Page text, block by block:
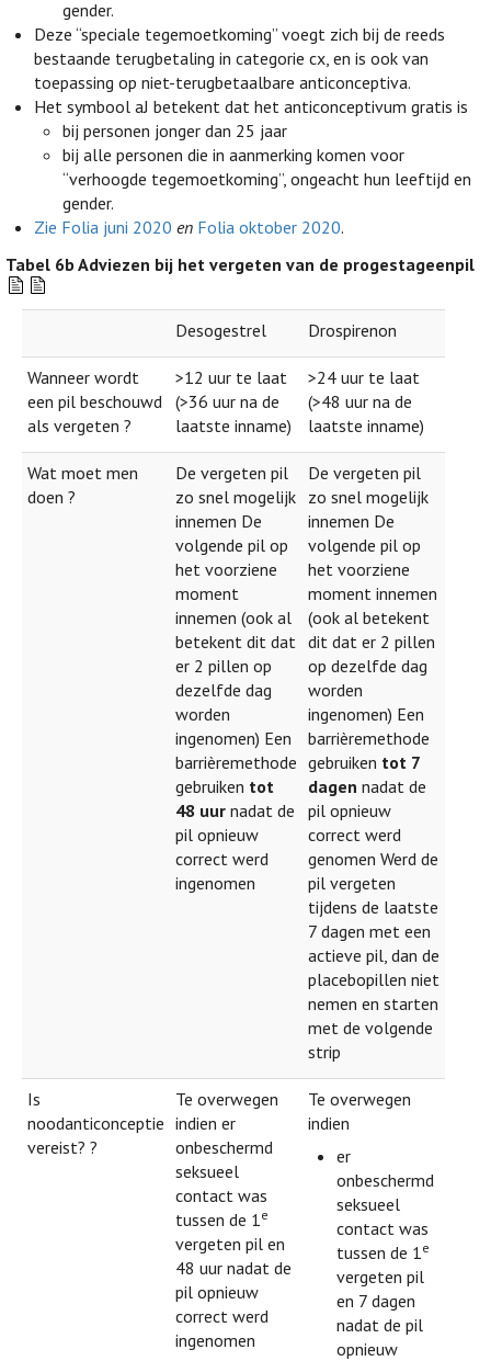
gender.
Deze “speciale tegemoetkoming” voegt zich bij de reeds
bestaande terugbetaling in categorie cx, en is ook van
toepassing op niet-terugbetaalbare anticonceptiva.
Het symbool aJ betekent dat het anticonceptivum gratis is
bij personen jonger dan 25 jaar
bij alle personen die in aanmerking komen voor
“verhoogde tegemoetkoming”, ongeacht hun leeftijd en
gender.
Zie Folia juni 2020 en Folia oktober 2020.
Tabel 6b Adviezen bij het vergeten van de progestageenpil
Desogestrel Drospirenon
Wanneer wordt
een pil beschouwd
als vergeten ?
>12 uur te laat
(>36 uur na de
laatste inname)
>24 uur te laat
(>48 uur na de
laatste inname)
Wat moet men
doen ?
De vergeten pil
zo snel mogelijk
innemen De
volgende pil op
het voorziene
moment
innemen (ook al
betekent dit dat
er 2 pillen op
dezelfde dag
worden
ingenomen) Een
barrièremethode
gebruiken tot
48 uur nadat de
pil opnieuw
correct werd
ingenomen
De vergeten pil
zo snel mogelijk
innemen De
volgende pil op
het voorziene
moment innemen
(ook al betekent
dit dat er 2 pillen
op dezelfde dag
worden
ingenomen) Een
barrièremethode
gebruiken tot 7
dagen nadat de
pil opnieuw
correct werd
genomen Werd de
pil vergeten
tijdens de laatste
7 dagen met een
actieve pil, dan de
placebopillen niet
nemen en starten
met de volgende
strip
Is
noodanticonceptie
vereist? ?
Te overwegen
indien er
onbeschermd
seksueel
contact was
tussen de 1e
vergeten pil en
48 uur nadat de
pil opnieuw
correct werd
ingenomen
Te overwegen
indien
er
onbeschermd
seksueel
contact was
tussen de 1e
vergeten pil
en 7 dagen
nadat de pil
opnieuw